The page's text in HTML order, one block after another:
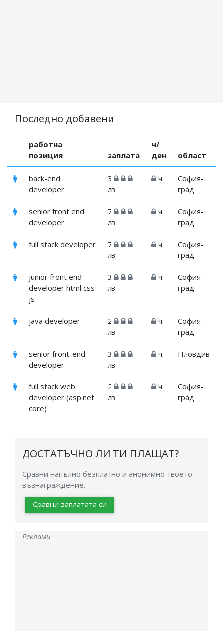
Последно добавени
работна
позиция
заплата
ч/
ден
област
back-end
developer
3
лв
ч.
София-
град
senior front end
developer
7
лв
ч.
София-
град
full stack developer
7
лв
ч.
София-
град
junior front end
developer html css
js
3
лв
ч.
София-
град
java developer
2
лв
ч.
София-
град
senior front-end
developer
3
лв
ч. Пловдив
full stack web
developer (asp.net
core)
2
лв
ч.
София-
град
ДОСТАТЪЧНО ЛИ ТИ ПЛАЩАТ?
Сравни напълно безплатно и анонимно твоето
възнаграждение.
Сравни заплатата си
Реклами